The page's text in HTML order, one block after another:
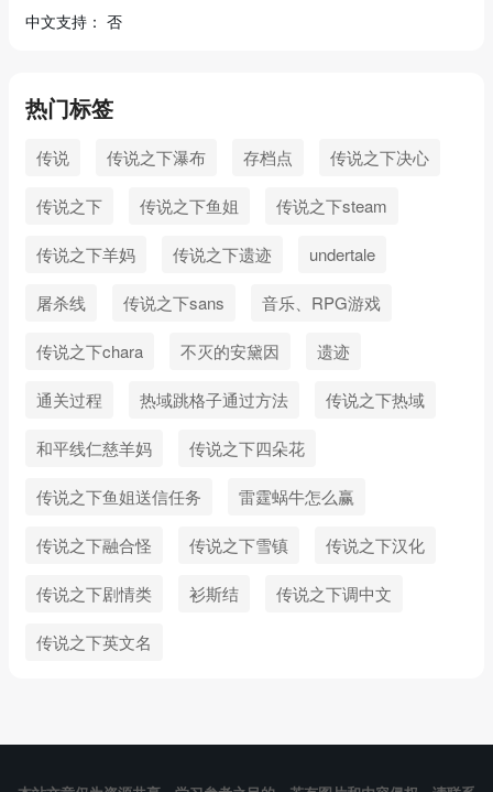
中文支持： 否
热门标签
传说 传说之下瀑布 存档点 传说之下决心
传说之下 传说之下鱼姐 传说之下steam
传说之下羊妈 传说之下遗迹 undertale
屠杀线 传说之下sans 音乐、RPG游戏
传说之下chara 不灭的安黛因 遗迹
通关过程 热域跳格子通过方法 传说之下热域
和平线仁慈羊妈 传说之下四朵花
传说之下鱼姐送信任务 雷霆蜗牛怎么赢
传说之下融合怪 传说之下雪镇 传说之下汉化
传说之下剧情类 衫斯结 传说之下调中文
传说之下英文名